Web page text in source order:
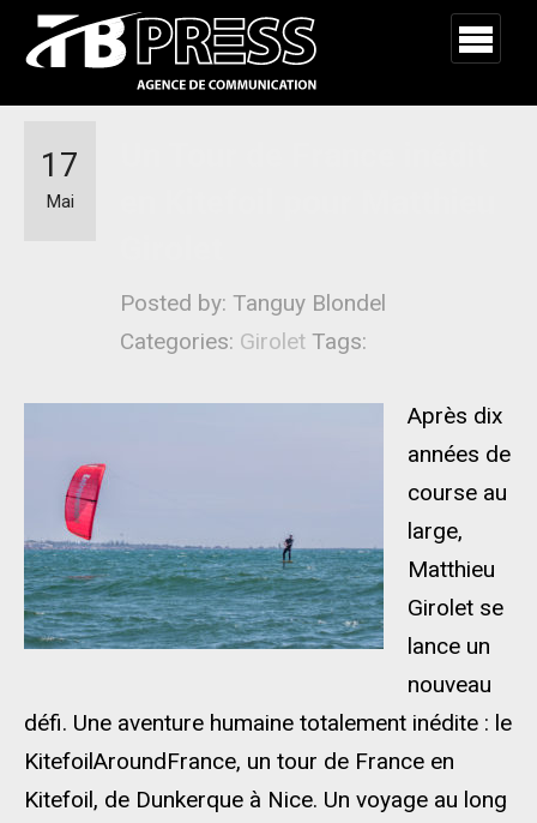
Posted by: Tanguy Blondel
Categories: Girolet Tags:
17
Mai
Après dix
années de
course au
large,
Matthieu
Girolet se
lance un
nouveau
défi. Une aventure humaine totalement inédite : le
KitefoilAroundFrance, un tour de France en
Kitefoil, de Dunkerque à Nice. Un voyage au long